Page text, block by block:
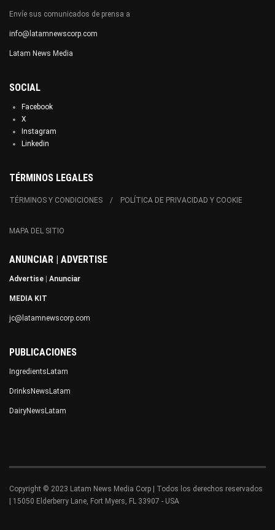
Envíe sus comunicados de prensa a
info@latamnewscorp.com
Latam News Media
SOCIAL
Facebook
X
Instagram
Linkedin
TÉRMINOS LEGALES
TÉRMINOS Y CONDICIONES POLÍTICA DE PRIVACIDAD Y COOKIE
MAPA DEL SITIO
ANUNCIAR | ADVERTISE
Advertise Anunciar
MEDIA KIT
jc@latamnewscorp.com
PUBLICACIONES
IngredientsLatam
DrinksNewsLatam
DairyNewsLatam
Copyright © 2023 Latam News Media Corp | Todos los derechos reservados
| 15050 Elderberry Lane, Fort Myers, FL 33907 - USA